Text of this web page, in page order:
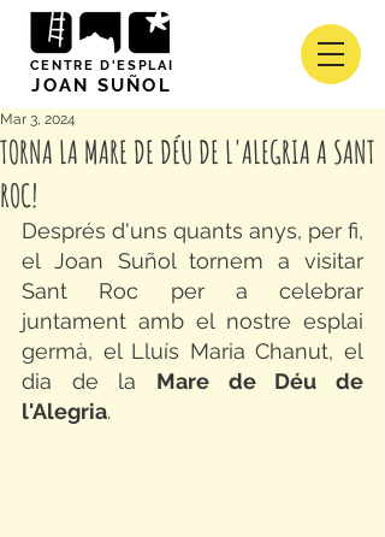
CENTRE D'ESPLAI
JOAN SUÑOL
TORNA LA MARE DE DÉU DE L'ALEGRIA A SANT
ROC!
Mar 3, 2024
Després d'uns quants anys, per fi,
el Joan Suñol tornem a visitar
Sant Roc per a celebrar
juntament amb el nostre esplai
germà, el Lluís Maria Chanut, el
dia de la Mare de Déu de
l'Alegria.